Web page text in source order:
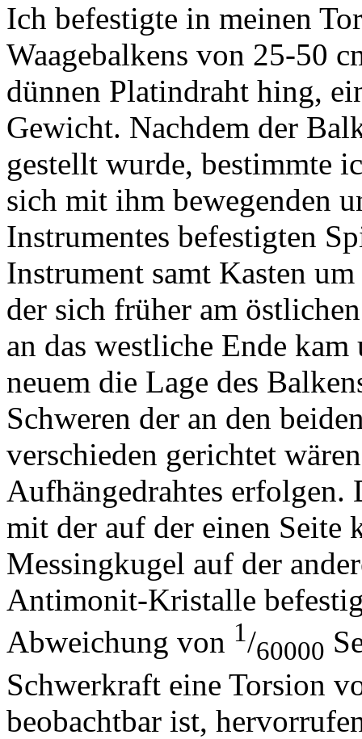
Ich befestigte in meinen
Waagebalkens von 25-50
dünnen Platindraht hing,
Gewicht. Nachdem der
gestellt wurde, bestimmte
sich mit ihm bewegenden
Instrumentes befestigten
Instrument samt Kasten
der sich früher am
an das westliche Ende
neuem die Lage des
Schweren der an den
verschieden gerichtet
Aufhängedrahtes erfolgen.
mit der auf der einen Seite
Messingkugel auf der
Antimonit-Kristalle
Abweichung von 1/60000
Schwerkraft eine Torsion
beobachtbar ist,